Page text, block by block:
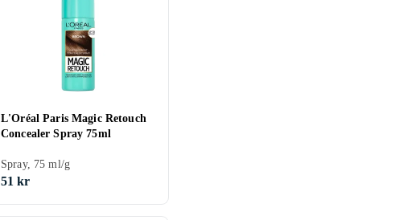
L'Oréal Paris Magic Retouch
Concealer Spray 75ml
Spray, 75 ml/g
51 kr